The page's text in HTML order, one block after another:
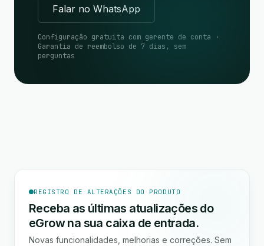
Falar no WhatsApp
Configuração gratuita com gerente de conta ·
Garantia de reembolso de 7 dias, sem
perguntas
REGISTRO DE ALTERAÇÕES DO PRODUTO
Receba as últimas atualizações do
eGrow na sua caixa de entrada.
Novas funcionalidades, melhorias e correções. Sem